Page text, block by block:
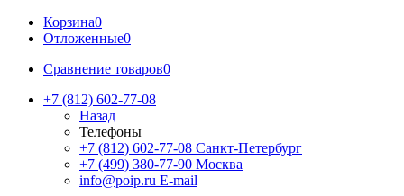
Корзина0
Отложенные0
Сравнение товаров0
+7 (812) 602-77-08
Назад
Телефоны
+7 (812) 602-77-08 Санкт-Петербург
+7 (499) 380-77-90 Москва
info@poip.ru E-mail